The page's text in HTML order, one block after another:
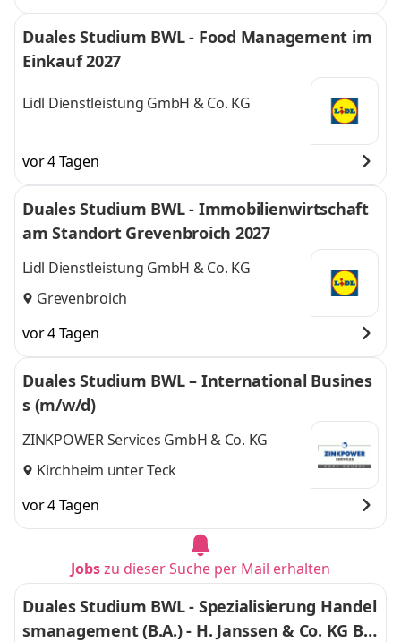
Duales Studium BWL - Food Management im
Einkauf 2027
Lidl Dienstleistung GmbH & Co. KG
vor 4 Tagen
Duales Studium BWL - Immobilienwirtschaft
am Standort Grevenbroich 2027
Lidl Dienstleistung GmbH & Co. KG
Grevenbroich
vor 4 Tagen
Duales Studium BWL – International Busines
s (m/w/d)
ZINKPOWER Services GmbH & Co. KG
Kirchheim unter Teck
vor 4 Tagen
Jobszu dieser Suche per Mail erhalten
Duales Studium BWL - Spezialisierung Handel
smanagement (B.A.) - H. Janssen & Co. KG Bo